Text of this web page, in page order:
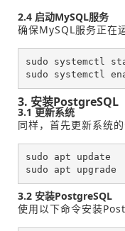
2.4 启动MySQL服务
确保MySQL服务正在
sudo systemctl
sudo systemctl
3. 安装PostgreSQL
3.1 更新系统
同样，首先更新系统的
sudo apt update
sudo apt upgrade
3.2 安装PostgreSQL
使用以下命令安装